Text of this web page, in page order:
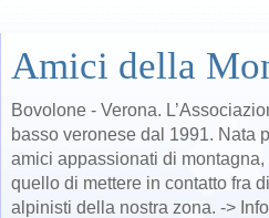
Amici della
Bovolone - Verona.
basso veronese dal 1991. Nata
amici appassionati di
quello di mettere in contatto fra
alpinisti della nostra zona. ->